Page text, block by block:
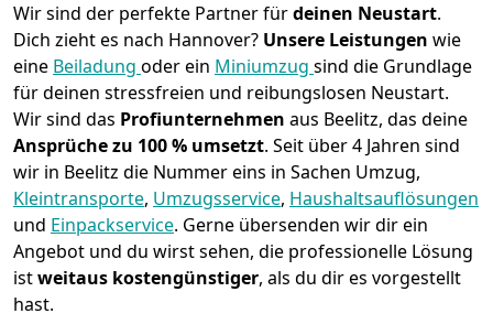
Wir sind der perfekte Partner fürdeinen Neustart.
Dich zieht es nach Hannover? Unsere Leistungen wie
eine Beiladung oder ein Miniumzug sind die Grundlage
für deinen stressfreien und reibungslosen Neustart.
Wir sind das Profiunternehmen aus Beelitz, das deine
Ansprüche zu 100 % umsetzt. Seit über 4 Jahren sind
wir in Beelitz die Nummer eins in Sachen Umzug,
Kleintransporte, Umzugsservice, Haushaltsauflösungen
und Einpackservice. Gerne übersenden wir dir ein
Angebot und du wirst sehen, die professionelle Lösung
istweitaus kostengünstiger, als du dir es vorgestellt
hast.